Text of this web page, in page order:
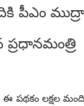
పీఎం
ఈ పథకం లక్షల